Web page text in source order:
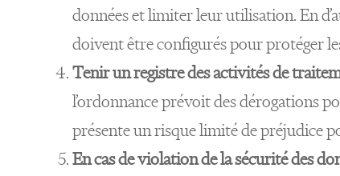
données et limiter leur utilisation. En
doivent être configurés pour protéger
Tenir un registre des activités de
l’ordonnance prévoit des dérogations
présente un risque limité de préjudice
En cas de violation de la sécurité des